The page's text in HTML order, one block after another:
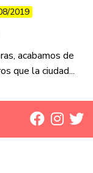
2019
acabamos de
que la ciudad...